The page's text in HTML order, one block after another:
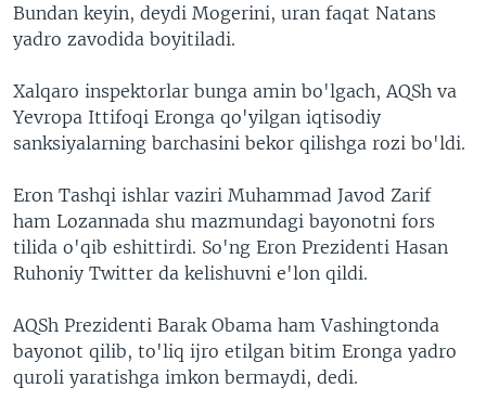
Bundan keyin, deydi Mogerini, uran faqat Natans
yadro zavodida boyitiladi.
Xalqaro inspektorlar bunga amin bo'lgach, AQSh va
Yevropa Ittifoqi Eronga qo'yilgan iqtisodiy
sanksiyalarning barchasini bekor qilishga rozi bo'ldi.
Eron Tashqi ishlar vaziri Muhammad Javod Zarif
ham Lozannada shu mazmundagi bayonotni fors
tilida o'qib eshittirdi. So'ng Eron Prezidenti Hasan
Ruhoniy Twitter da kelishuvni e'lon qildi.
AQSh Prezidenti Barak Obama ham Vashingtonda
bayonot qilib, to'liq ijro etilgan bitim Eronga yadro
quroli yaratishga imkon bermaydi, dedi.